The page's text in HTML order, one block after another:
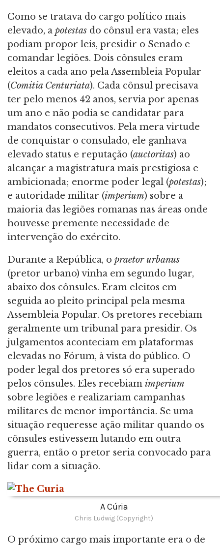
Como se tratava do cargo político mais
elevado, a potestas do cônsul era vasta; eles
podiam propor leis, presidir o Senado e
comandar legiões. Dois cônsules eram
eleitos a cada ano pela Assembleia Popular
(Comitia Centuriata). Cada cônsul precisava
ter pelo menos 42 anos, servia por apenas
um ano e não podia se candidatar para
mandatos consecutivos. Pela mera virtude
de conquistar o consulado, ele ganhava
elevado status e reputação (auctoritas) ao
alcançar a magistratura mais prestigiosa e
ambicionada; enorme poder legal (potestas);
e autoridade militar (imperium) sobre a
maioria das legiões romanas nas áreas onde
houvesse premente necessidade de
intervenção do exército.
Durante a República, o praetor urbanus
(pretor urbano) vinha em segundo lugar,
abaixo dos cônsules. Eram eleitos em
seguida ao pleito principal pela mesma
Assembleia Popular. Os pretores recebiam
geralmente um tribunal para presidir. Os
julgamentos aconteciam em plataformas
elevadas no Fórum, à vista do público. O
poder legal dos pretores só era superado
pelos cônsules. Eles recebiam imperium
sobre legiões e realizariam campanhas
militares de menor importância. Se uma
situação requeresse ação militar quando os
cônsules estivessem lutando em outra
guerra, então o pretor seria convocado para
lidar com a situação.
A Cúria
Chris Ludwig (Copyright)
O próximo cargo mais importante era o de